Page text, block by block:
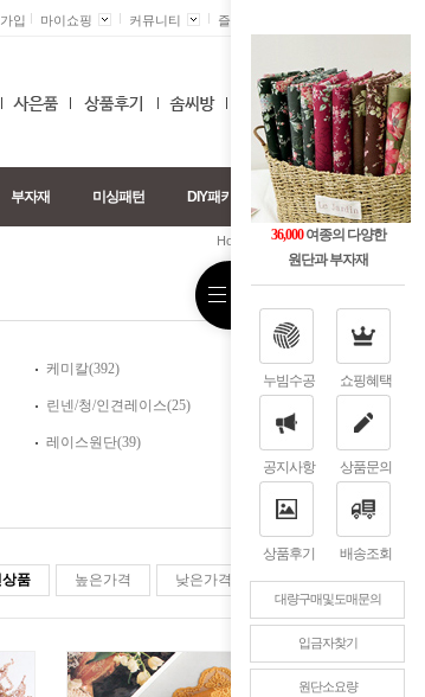
36,000여종의 다양한
원단과 부자재
누빔수공 쇼핑혜택
공지사항 상품문의
상품후기 배송조회
대량구매및도매문의
입금자찾기
원단소요량
입 마이쇼핑 커뮤니티 즐겨찾기 +
0
부자재 미싱패턴 DIY패키지
Home 레이스>스카프
케미칼(392)
린넨/청/인견레이스(25)
레이스원단(39)
품 높은가격 낮은가격 판매순위